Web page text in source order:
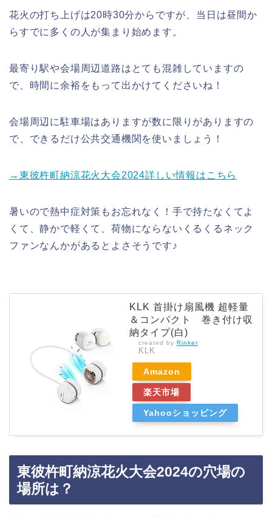
花火の打ち上げは20時30分からですが、当日は昼間か
らすでに多くの人が集まり始めます。
最寄り駅や会場周辺道路はとても混雑していますの
で、時間に余裕をもって出かけてくださいね！
会場周辺に駐車場はありますが数に限りがありますの
で、できるだけ公共交通機関を使いましょう！
→東彼杵町納涼花火大会2024詳しい情報はこちら
暑いので熱中症対策もお忘れなく！手で持たなくてよ
くて、静かで軽くて、荷物にならないくるくるネック
ファンなんかがあるとよさそうです♪
KLK 首掛け扇風機 超軽量
＆コンパクト 巻き付け収
納タイプ(白)
created by Rinker
KLK
Amazon
楽天市場
Yahooショッピング
東彼杵町納涼花火大会2024の穴場の
場所は？